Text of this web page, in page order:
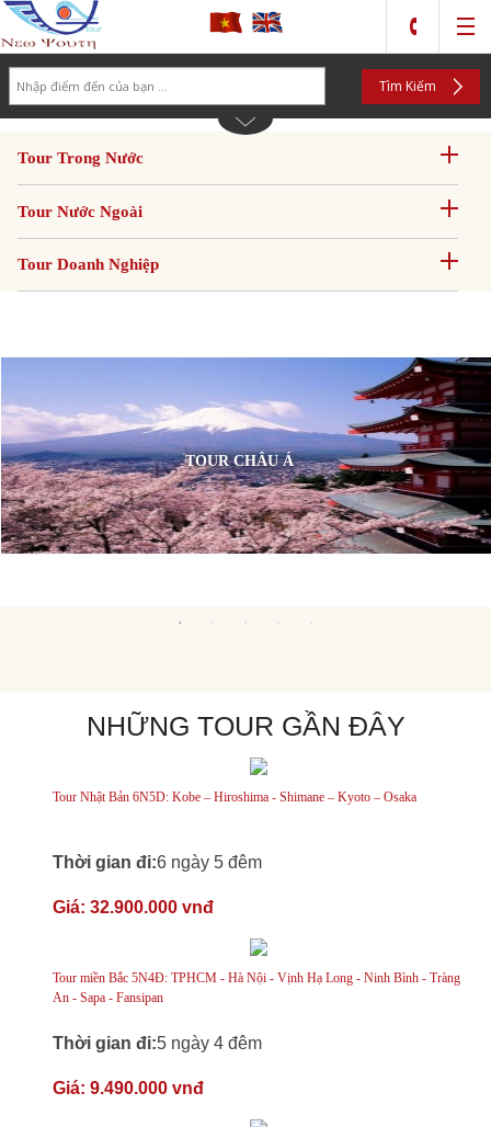
Tìm Kiếm
Tour Trong Nước
Tour Nước Ngoài
Tour Doanh Nghiệp
TOUR CHÂU Á
NHỮNG TOUR GẦN ĐÂY
Tour Nhật Bản 6N5D: Kobe – Hiroshima - Shimane – Kyoto – Osaka
Thời gian đi:6 ngày 5 đêm
Giá: 32.900.000 vnđ
Tour miền Bắc 5N4Đ: TPHCM - Hà Nội - Vịnh Hạ Long - Ninh Bình - Tràng
An - Sapa - Fansipan
Thời gian đi:5 ngày 4 đêm
Giá: 9.490.000 vnđ